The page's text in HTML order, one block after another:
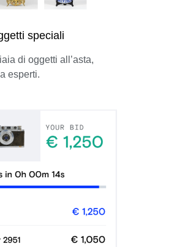
speciali
di oggetti all’asta,
esperti.